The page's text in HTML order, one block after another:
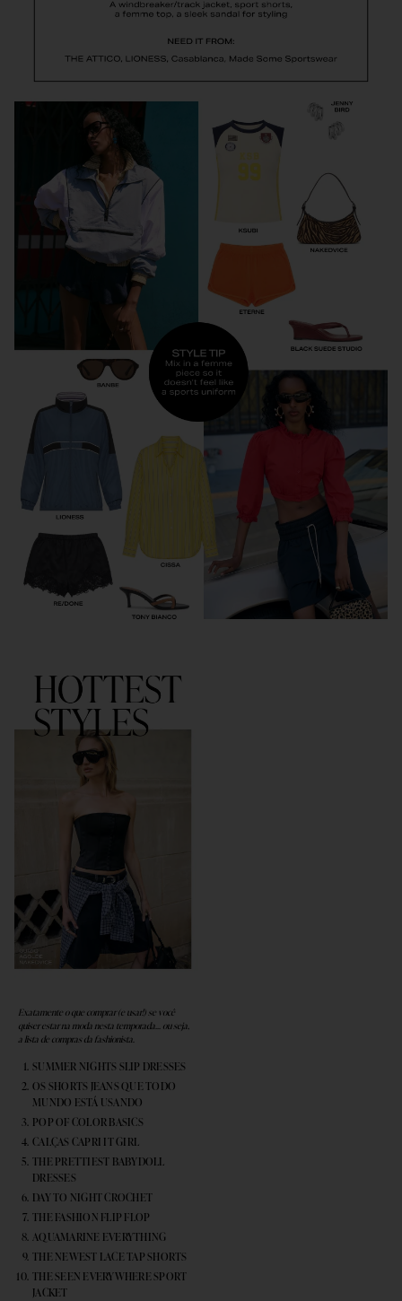
ESTILOS MAIS QUENTES
Exatamente o que comprar (e usar!) se você
quiser estar na moda nesta temporada... ou seja,
a lista de compras da fashionista.
SUMMER NIGHTS SLIP DRESSES
OS SHORTS JEANS QUE TODO
MUNDO ESTÁ USANDO
POP OF COLOR BASICS
CALÇAS CAPRI IT GIRL
THE PRETTIEST BABYDOLL
DRESSES
DAY TO NIGHT CROCHET
THE FASHION FLIP FLOP
AQUAMARINE EVERYTHING
THE NEWEST LACE TAP SHORTS
THE SEEN EVERYWHERE SPORT
JACKET